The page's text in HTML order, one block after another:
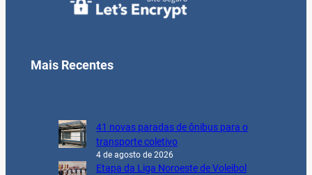
Mais Recentes
41 novas paradas de ônibus para o
transporte coletivo
4 de agosto de 2026
Etapa da Liga Noroeste de Voleibol